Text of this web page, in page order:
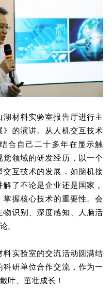
材料实验室报告厅进行主
的演讲。从人机交互技术
合自己二十多年在显示触
领域的研发经历，以一个
互技术的发展，如脑机接
了不论是企业还是国家，
握核心技术的重要性。会
识别、深度感知、人脑活
。
实验室的交流活动圆满结
研单位合作交流，作为一
叶、茁壮成长！